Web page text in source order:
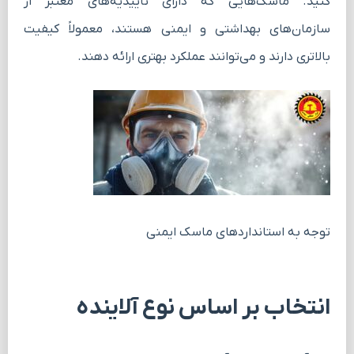
سازمان‌های بهداشتی و ایمنی هستند، معمولاً کیفیت
بالاتری دارند و می‌توانند عملکرد بهتری ارائه دهند.
توجه به استانداردهای ماسک ایمنی
انتخاب بر اساس نوع آلاینده